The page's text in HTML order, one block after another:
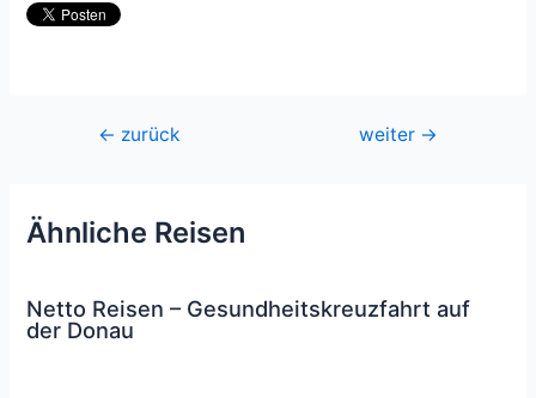
Beitragsnavigation
← zurück weiter →
Ähnliche Reisen
Netto Reisen – Gesundheitskreuzfahrt auf
der Donau